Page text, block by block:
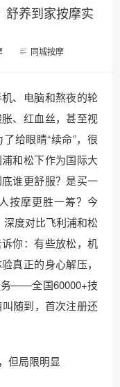
舒养到家按摩实
同城按摩
、电脑和熬夜的轮
、红血丝，甚至视
给眼睛“续命”，很
和松下作为国际大
谁更舒服？是买一
按摩更胜一筹？今
深度对比飞利浦和松
你：有些放松，机
真正的身心解压，
务——全国60000+技
随到，首次注册还
但局限明显